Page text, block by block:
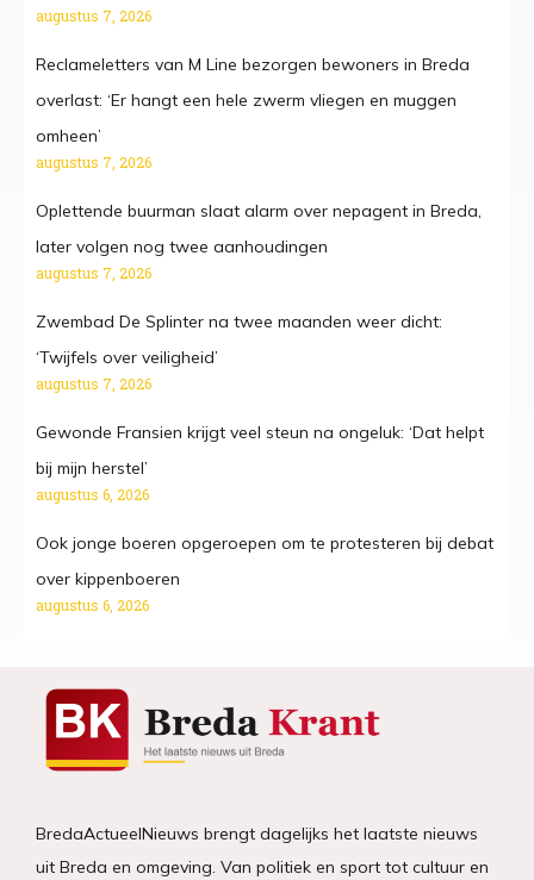
augustus 7, 2026
Reclameletters van M Line bezorgen bewoners in Breda
overlast: ‘Er hangt een hele zwerm vliegen en muggen
omheen’
augustus 7, 2026
Oplettende buurman slaat alarm over nepagent in Breda,
later volgen nog twee aanhoudingen
augustus 7, 2026
Zwembad De Splinter na twee maanden weer dicht:
‘Twijfels over veiligheid’
augustus 7, 2026
Gewonde Fransien krijgt veel steun na ongeluk: ‘Dat helpt
bij mijn herstel’
augustus 6, 2026
Ook jonge boeren opgeroepen om te protesteren bij debat
over kippenboeren
augustus 6, 2026
BredaActueelNieuws brengt dagelijks het laatste nieuws
uit Breda en omgeving. Van politiek en sport tot cultuur en